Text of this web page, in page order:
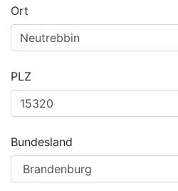
Ort
PLZ
Bundesland